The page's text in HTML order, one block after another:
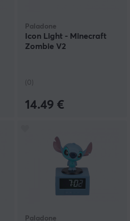
Paladone
Icon Light - Minecraft
Zombie V2
(0)
14.49 €
Paladone